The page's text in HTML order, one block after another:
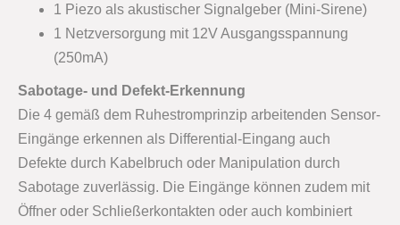
1 Piezo als akustischer Signalgeber (Mini-Sirene)
1 Netzversorgung mit 12V Ausgangsspannung
(250mA)
Sabotage- und Defekt-Erkennung
Die 4 gemäß dem Ruhestromprinzip arbeitenden Sensor-
Eingänge erkennen als Differential-Eingang auch
Defekte durch Kabelbruch oder Manipulation durch
Sabotage zuverlässig. Die Eingänge können zudem mit
Öffner oder Schließerkontakten oder auch kombiniert